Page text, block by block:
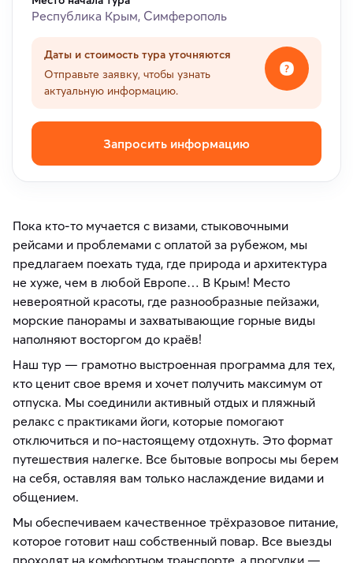
Республика Крым, Симферополь
Даты и стоимость тура уточняются
Отправьте заявку, чтобы узнать
актуальную информацию.
Запросить информацию
Пока кто‑то мучается с визами, стыковочными
рейсами и проблемами с оплатой за рубежом, мы
предлагаем поехать туда, где природа и архитектура
не хуже, чем в любой Европе… В Крым! Место
невероятной красоты, где разнообразные пейзажи,
морские панорамы и захватывающие горные виды
наполняют восторгом до краёв!
Наш тур — грамотно выстроенная программа для тех,
кто ценит свое время и хочет получить максимум от
отпуска. Мы соединили активный отдых и пляжный
релакс с практиками йоги, которые помогают
отключиться и по-настоящему отдохнуть. Это формат
путешествия налегке. Все бытовые вопросы мы берем
на себя, оставляя вам только наслаждение видами и
общением.
Мы обеспечиваем качественное трёхразовое питание,
которое готовит наш собственный повар. Все выезды
проходят на комфортном транспорте, а прогулки —